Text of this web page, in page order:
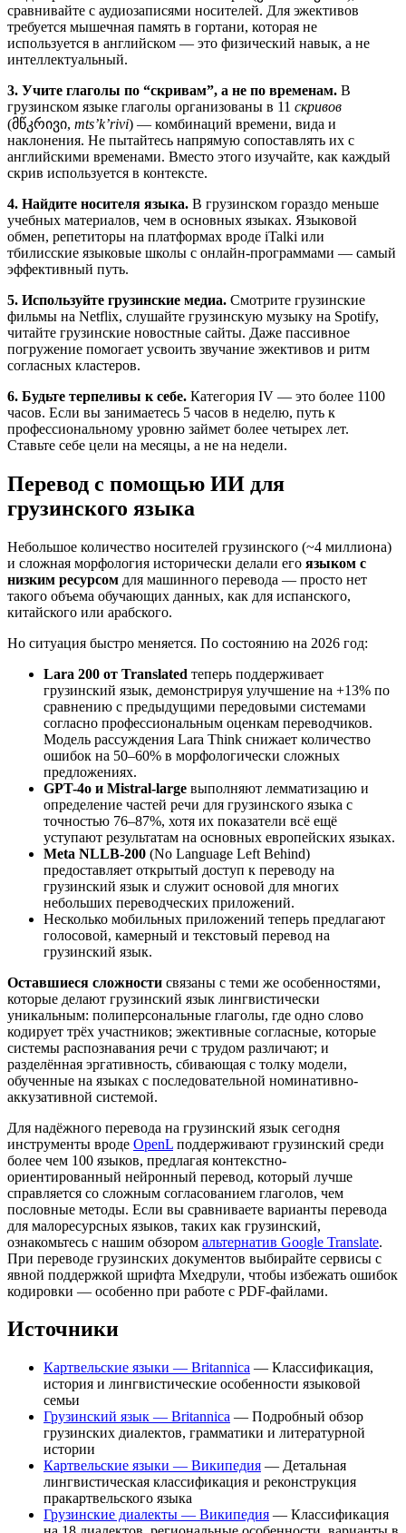
сравнивайте с аудиозаписями носителей. Для эжективов
требуется мышечная память в гортани, которая не
используется в английском — это физический навык, а не
интеллектуальный.
3. Учите глаголы по “скривам”, а не по временам. В
грузинском языке глаголы организованы в 11 скривов
(მწკრივი, mts’k’rivi) — комбинаций времени, вида и
наклонения. Не пытайтесь напрямую сопоставлять их с
английскими временами. Вместо этого изучайте, как каждый
скрив используется в контексте.
4. Найдите носителя языка. В грузинском гораздо меньше
учебных материалов, чем в основных языках. Языковой
обмен, репетиторы на платформах вроде iTalki или
тбилисские языковые школы с онлайн-программами — самый
эффективный путь.
5. Используйте грузинские медиа. Смотрите грузинские
фильмы на Netflix, слушайте грузинскую музыку на Spotify,
читайте грузинские новостные сайты. Даже пассивное
погружение помогает усвоить звучание эжективов и ритм
согласных кластеров.
6. Будьте терпеливы к себе. Категория IV — это более 1100
часов. Если вы занимаетесь 5 часов в неделю, путь к
профессиональному уровню займет более четырех лет.
Ставьте себе цели на месяцы, а не на недели.
Перевод с помощью ИИ для
грузинского языка
Небольшое количество носителей грузинского (~4 миллиона)
и сложная морфология исторически делали его языком с
низким ресурсом для машинного перевода — просто нет
такого объема обучающих данных, как для испанского,
китайского или арабского.
Но ситуация быстро меняется. По состоянию на 2026 год:
Lara 200 от Translated теперь поддерживает
грузинский язык, демонстрируя улучшение на +13% по
сравнению с предыдущими передовыми системами
согласно профессиональным оценкам переводчиков.
Модель рассуждения Lara Think снижает количество
ошибок на 50–60% в морфологически сложных
предложениях.
GPT-4o и Mistral-large выполняют лемматизацию и
определение частей речи для грузинского языка с
точностью 76–87%, хотя их показатели всё ещё
уступают результатам на основных европейских языках.
Meta NLLB-200 (No Language Left Behind)
предоставляет открытый доступ к переводу на
грузинский язык и служит основой для многих
небольших переводческих приложений.
Несколько мобильных приложений теперь предлагают
голосовой, камерный и текстовый перевод на
грузинский язык.
Оставшиеся сложности связаны с теми же особенностями,
которые делают грузинский язык лингвистически
уникальным: полиперсональные глаголы, где одно слово
кодирует трёх участников; эжективные согласные, которые
системы распознавания речи с трудом различают; и
разделённая эргативность, сбивающая с толку модели,
обученные на языках с последовательной номинативно-
аккузативной системой.
Для надёжного перевода на грузинский язык сегодня
инструменты вроде OpenL поддерживают грузинский среди
более чем 100 языков, предлагая контекстно-
ориентированный нейронный перевод, который лучше
справляется со сложным согласованием глаголов, чем
пословные методы. Если вы сравниваете варианты перевода
для малоресурсных языков, таких как грузинский,
ознакомьтесь с нашим обзором альтернатив Google Translate.
При переводе грузинских документов выбирайте сервисы с
явной поддержкой шрифта Мхедрули, чтобы избежать ошибок
кодировки — особенно при работе с PDF-файлами.
Источники
Картвельские языки — Britannica — Классификация,
история и лингвистические особенности языковой
семьи
Грузинский язык — Britannica — Подробный обзор
грузинских диалектов, грамматики и литературной
истории
Картвельские языки — Википедия — Детальная
лингвистическая классификация и реконструкция
пракартвельского языка
Грузинские диалекты — Википедия — Классификация